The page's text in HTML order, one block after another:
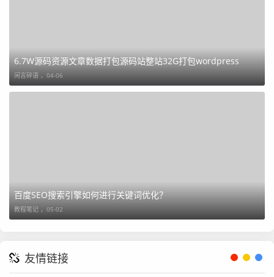
6.7W源码资源文章数据打包源码站整站32G打包wordpress
闲言碎语 ， 04-06
百度SEO搜索引擎如何进行关键词优化？
教程笔记 ， 05-02
友情链接